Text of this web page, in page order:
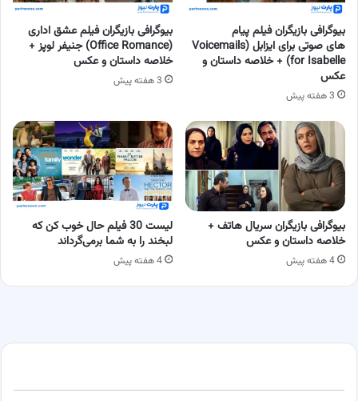
بیوگرافی بازیگران فیلم پیام
های صوتی برای ایزابل (Voicemails
for Isabelle) + خلاصه داستان و
عکس
3 هفته پیش
بیوگرافی بازیگران فیلم عشق اداری
(Office Romance) جنیفر لوپز +
خلاصه داستان و عکس
3 هفته پیش
بیوگرافی بازیگران سریال هاتف +
خلاصه داستان و عکس
4 هفته پیش
لیست 30 فیلم حال خوب کن که
لبخند را به شما برمی‌گرداند
4 هفته پیش